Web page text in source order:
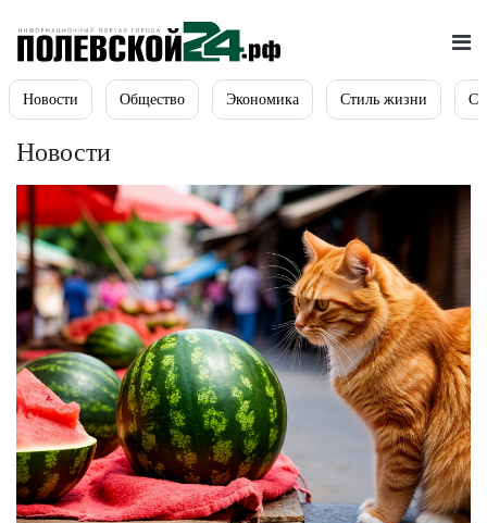
Новости Общество Экономика Стиль жизни
Новости